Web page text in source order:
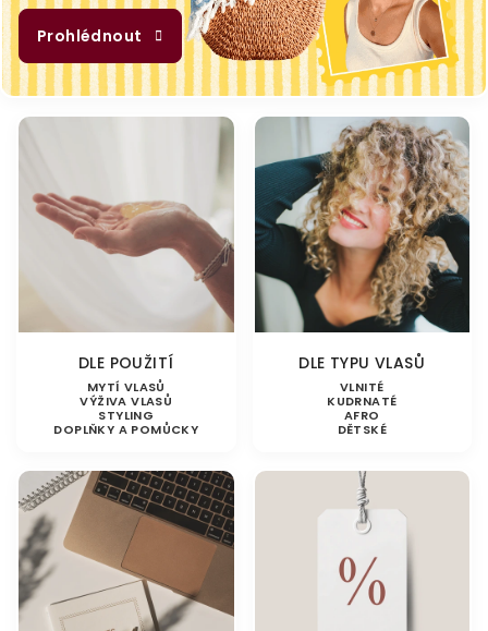
Prohlédnout
DLE POUŽITÍ
MYTÍ VLASŮ
VÝŽIVA VLASŮ
STYLING
DOPLŇKY A POMŮCKY
DLE TYPU VLASŮ
VLNITÉ
KUDRNATÉ
AFRO
DĚTSKÉ